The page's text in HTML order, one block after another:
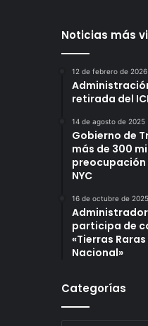
Noticias más
12 de febrero de 2026
retirada del
14 de agosto de 2025
Gobierno de
más de 300
NYC
16 de octubre de 2025
Administrador
participa de
«Tierras
Nacional»
Categorías